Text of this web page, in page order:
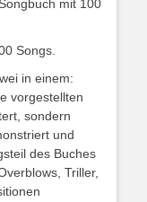
mit 100
Songs.
in einem:
vorgestellten
sondern
und
des Buches
Triller,